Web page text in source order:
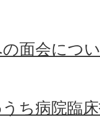
面会につ
ち病院臨